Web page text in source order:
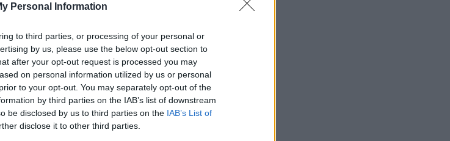
Personal Information
to third parties, or processing of your personal or
by us, please use the below opt-out section to
after your opt-out request is processed you may
on personal information utilized by us or personal
to your opt-out. You may separately opt-out of the
by third parties on the IAB’s list of downstream
be disclosed by us to third parties on the IAB’s List of
disclose it to other third parties.